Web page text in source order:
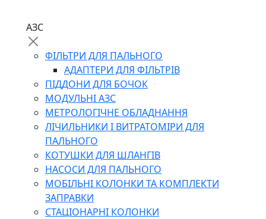
АЗС
ФІЛЬТРИ ДЛЯ ПАЛЬНОГО
АДАПТЕРИ ДЛЯ ФІЛЬТРІВ
ПІДДОНИ ДЛЯ БОЧОК
МОДУЛЬНІ АЗС
МЕТРОЛОГІЧНЕ ОБЛАДНАННЯ
ЛІЧИЛЬНИКИ І ВИТРАТОМІРИ ДЛЯ
ПАЛЬНОГО
КОТУШКИ ДЛЯ ШЛАНГІВ
НАСОСИ ДЛЯ ПАЛЬНОГО
МОБІЛЬНІ КОЛОНКИ ТА КОМПЛЕКТИ
ЗАПРАВКИ
СТАЦІОНАРНІ КОЛОНКИ